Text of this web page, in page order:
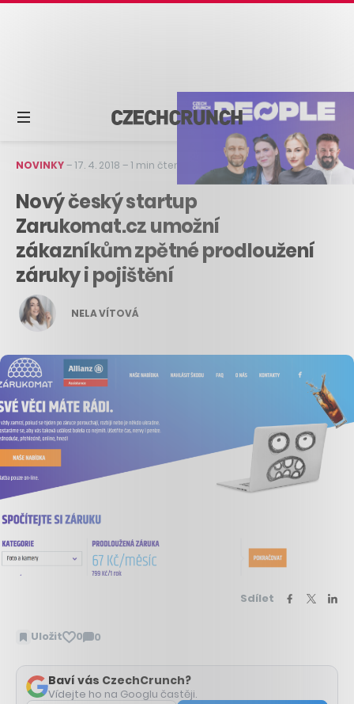
NOVINKY–17. 4. 2018 –1 min čtení
Nový český startup
Zarukomat.cz umožní
zákazníkům zpětné prodloužení
záruky i pojištění
NELA VÍTOVÁ
Sdílet
Uložit 0 0
Zobrazit
Baví vás CzechCrunch?
Vídejte ho na Googlu častěji.